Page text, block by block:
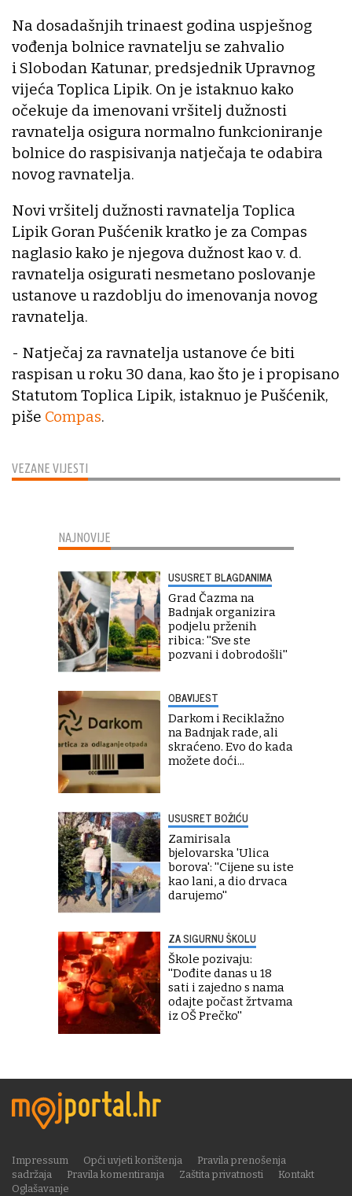
VEZANE VIJESTI
Na dosadašnjih trinaest godina uspješnog
vođenja bolnice ravnatelju se zahvalio
i Slobodan Katunar, predsjednik Upravnog
vijeća Toplica Lipik. On je istaknuo kako
očekuje da imenovani vršitelj dužnosti
ravnatelja osigura normalno funkcioniranje
bolnice do raspisivanja natječaja te odabira
novog ravnatelja.
Novi vršitelj dužnosti ravnatelja Toplica
Lipik Goran Pušćenik kratko je za Compas
naglasio kako je njegova dužnost kao v. d.
ravnatelja osigurati nesmetano poslovanje
ustanove u razdoblju do imenovanja novog
ravnatelja.
- Natječaj za ravnatelja ustanove će biti
raspisan u roku 30 dana, kao što je i propisano
Statutom Toplica Lipik, istaknuo je Pušćenik,
piše Compas.
NAJNOVIJE
USUSRET BLAGDANIMA
Grad Čazma na
Badnjak organizira
podjelu prženih
ribica: ''Sve ste
pozvani i dobrodošli''
OBAVIJEST
Darkom i Reciklažno
na Badnjak rade, ali
skraćeno. Evo do kada
možete doći...
USUSRET BOŽIĆU
Zamirisala
bjelovarska 'Ulica
borova': ''Cijene su iste
kao lani, a dio drvaca
darujemo''
ZA SIGURNU ŠKOLU
Škole pozivaju:
''Dođite danas u 18
sati i zajedno s nama
odajte počast žrtvama
iz OŠ Prečko''
Impressum Opći uvjeti korištenja
Pravila prenošenja
sadržaja
Pravila komentiranja Zaštita privatnosti
Kontakt
Oglašavanje